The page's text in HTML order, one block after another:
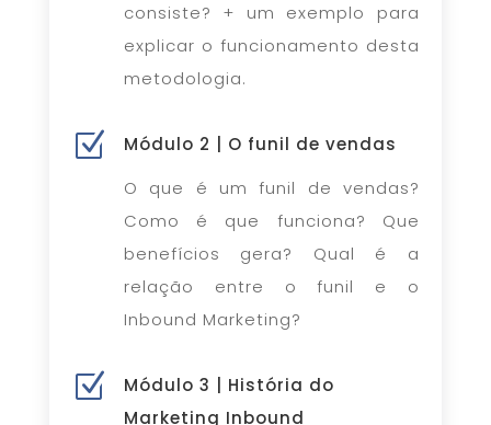
consiste? + um exemplo para
explicar o funcionamento desta
metodologia.
Z
Módulo 2 | O funil de vendas
O que é um funil de vendas?
Como é que funciona? Que
benefícios gera? Qual é a
relação entre o funil e o
Inbound Marketing?
Z
Módulo 3 | História do
Marketing Inbound